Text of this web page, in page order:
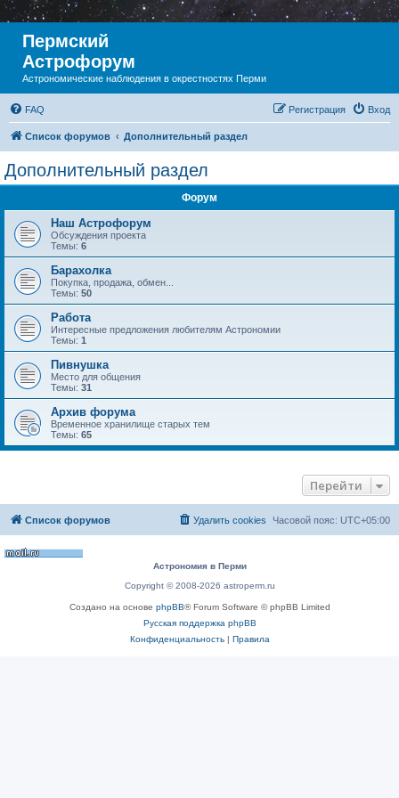
Пермский
Астрофорум
Астрономические наблюдения в окрестностях Перми
FAQ Вход
Регистрация
Список форумов Дополнительный раздел
Дополнительный раздел
Форум
Наш Астрофорум
Обсуждения проекта
Темы: 6
Барахолка
Покупка, продажа, обмен...
Темы: 50
Работа
Интересные предложения любителям Астрономии
Темы: 1
Пивнушка
Место для общения
Темы: 31
Архив форума
Временное хранилище старых тем
Темы: 65
Перейти
Список форумов Часовой пояс: UTC+05:00
Удалить cookies
Астрономия в Перми
Copyright © 2008-2026 astroperm.ru
Создано на основе phpBB® Forum Software © phpBB Limited
Русская поддержка phpBB
Конфиденциальность| Правила